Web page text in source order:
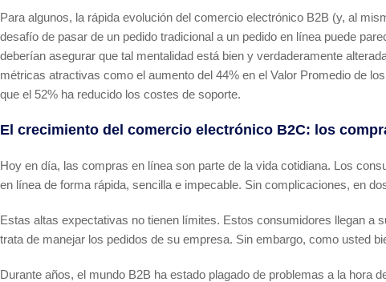
Para algunos, la rápida evolución del comercio electrónico B2B (y, al
desafío de pasar de un pedido tradicional a un pedido en línea puede
deberían asegurar que tal mentalidad está bien y verdaderamente
métricas atractivas como el aumento del 44% en el Valor Promedio de
que el 52% ha reducido los costes de soporte.
El crecimiento del comercio electrónico B2C: los
Hoy en día, las compras en línea son parte de la vida cotidiana. Los
en línea de forma rápida, sencilla e impecable. Sin complicaciones, en
Estas altas expectativas no tienen límites. Estos consumidores llegan a
trata de manejar los pedidos de su empresa. Sin embargo, como usted
Durante años, el mundo B2B ha estado plagado de problemas a la hora